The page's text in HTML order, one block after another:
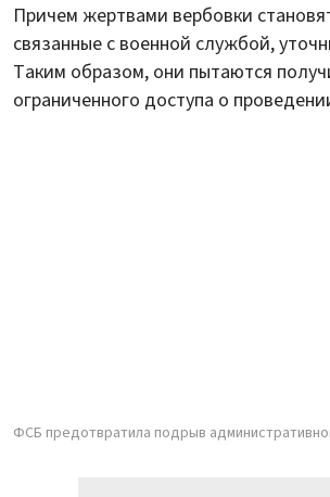
Причем жертвами вербовки
связанные с военной службой,
Таким образом, они пытаются
ограниченного доступа о
ФСБ предотвратила подрыв